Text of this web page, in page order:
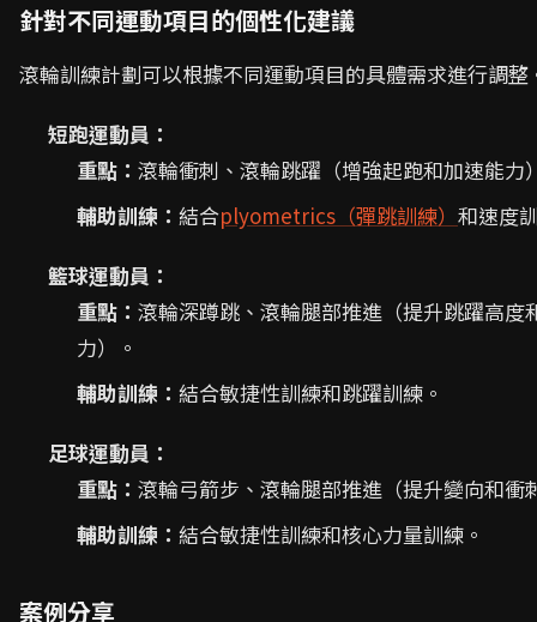
針對不同運動項目的個性化建議
滾輪訓練計劃可以根據不同運動項目的具體需求進行調整
短跑運動員：
重點： 滾輪衝刺、滾輪跳躍（增強起跑和加速能力
輔助訓練： 結合plyometrics（彈跳訓練） 和速度
籃球運動員：
重點： 滾輪深蹲跳、滾輪腿部推進（提升跳躍高度
力）。
輔助訓練： 結合敏捷性訓練和跳躍訓練。
足球運動員：
重點： 滾輪弓箭步、滾輪腿部推進（提升變向和衝
輔助訓練： 結合敏捷性訓練和核心力量訓練。
案例分享